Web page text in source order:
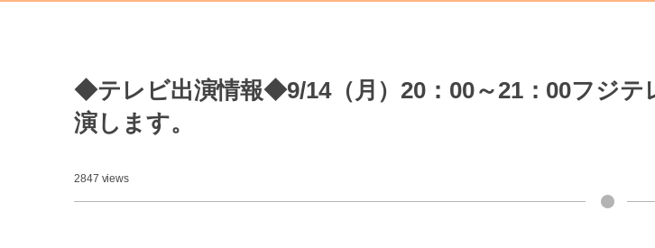
◆テレビ出演情報◆9/14（月）20：00～21：00フジ
演します。
2847 views